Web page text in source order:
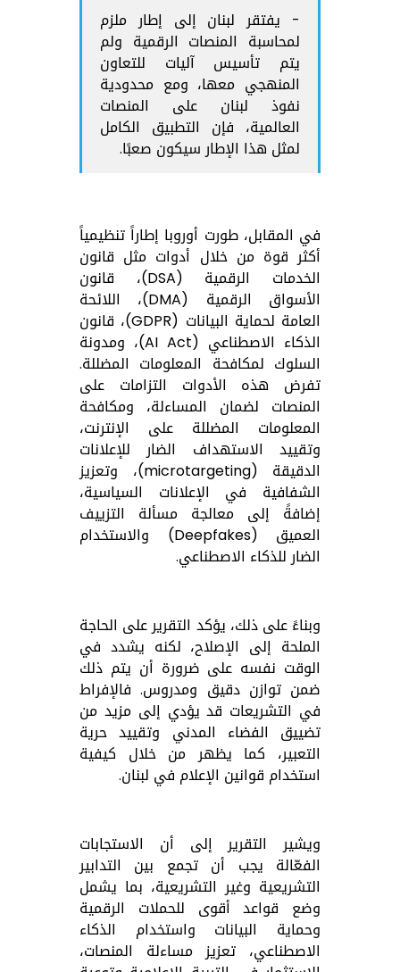
- يفتقر لبنان إلى إطار ملزم
لمحاسبة المنصات الرقمية ولم
يتم تأسيس آليات للتعاون
المنهجي معها، ومع محدودية
نفوذ لبنان على المنصات
العالمية، فإن التطبيق الكامل
لمثل هذا الإطار سيكون صعبًا.
في المقابل، طورت أوروبا إطاراً تنظيمياً
أكثر قوة من خلال أدوات مثل قانون
الخدمات الرقمية (DSA)، قانون
الأسواق الرقمية (DMA)، اللائحة
العامة لحماية البيانات (GDPR)، قانون
الذكاء الاصطناعي (AI Act)، ومدونة
السلوك لمكافحة المعلومات المضللة.
تفرض هذه الأدوات التزامات على
المنصات لضمان المساءلة، ومكافحة
المعلومات المضللة على الإنترنت،
وتقييد الاستهداف الضار للإعلانات
الدقيقة (microtargeting)، وتعزيز
الشفافية في الإعلانات السياسية،
إضافةً إلى معالجة مسألة التزييف
العميق (Deepfakes) والاستخدام
الضار للذكاء الاصطناعي.
وبناءً على ذلك، يؤكد التقرير على الحاجة
الملحة إلى الإصلاح، لكنه يشدد في
الوقت نفسه على ضرورة أن يتم ذلك
ضمن توازن دقيق ومدروس. فالإفراط
في التشريعات قد يؤدي إلى مزيد من
تضييق الفضاء المدني وتقييد حرية
التعبير، كما يظهر من خلال كيفية
استخدام قوانين الإعلام في لبنان.
ويشير التقرير إلى أن الاستجابات
الفعّالة يجب أن تجمع بين التدابير
التشريعية وغير التشريعية، بما يشمل
وضع قواعد أقوى للحملات الرقمية
وحماية البيانات واستخدام الذكاء
الاصطناعي، تعزيز مساءلة المنصات،